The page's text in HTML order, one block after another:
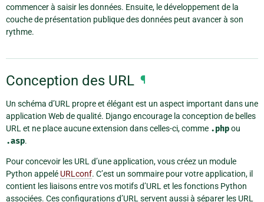
commencer à saisir les données. Ensuite, le développement de la
couche de présentation publique des données peut avancer à son
rythme.
Conception des URL ¶
Un schéma d’URL propre et élégant est un aspect important dans une
application Web de qualité. Django encourage la conception de belles
URL et ne place aucune extension dans celles-ci, comme .phpou
.asp.
Pour concevoir les URL d’une application, vous créez un module
Python appelé URLconf. C’est un sommaire pour votre application, il
contient les liaisons entre vos motifs d’URL et les fonctions Python
associées. Ces configurations d’URL servent aussi à séparer les URL